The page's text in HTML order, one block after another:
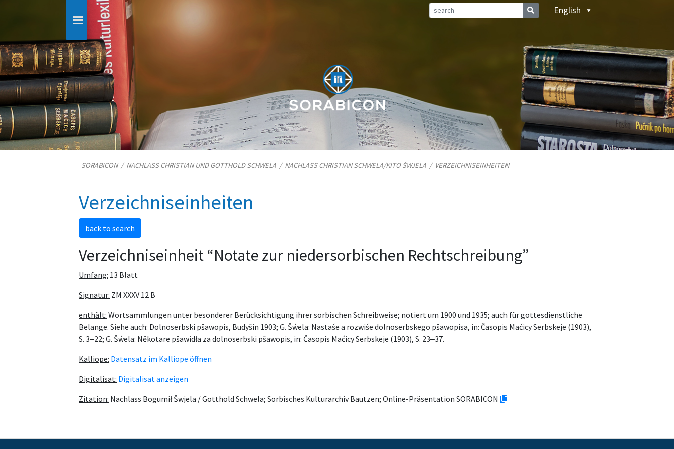
English
SORABICON/ NACHLASS CHRISTIAN UND GOTTHOLD SCHWELA / NACHLASS CHRISTIAN SCHWELA/​KITO ŠWJELA / VERZEICHNISEINHEITEN
Verzeichniseinheiten
back to search
Verzeichniseinheit “Notate zur niedersorbischen Rechtschreibung”
Umfang: 13 Blatt
Signatur: ZM XXXV 12 B
enthält: Wortsammlungen unter besonderer Berücksichtigung ihrer sorbischen Schreibweise; notiert um 1900 und 1935; auch für gottesdienstliche
Belange. Siehe auch: Dolnoserbski pšawopis, Budyšin 1903; G. Šẃela: Nastaśe a rozwiśe dolnoserbskego pšawopisa, in: Časopis Maćicy Serbskeje (1903),
S. 3‒22; G. Šẃela: Někotare pšawidła za dolnoserbski pšawopis, in: Časopis Maćicy Serbskeje (1903), S. 23‒37.
Kalliope: Datensatz im Kalliope öffnen
Digitalisat: Digitalisat anzeigen
Zitation: Nachlass Bogumił Šwjela / Gotthold Schwela; Sorbisches Kulturarchiv Bautzen; Online-Präsentation SORABICON